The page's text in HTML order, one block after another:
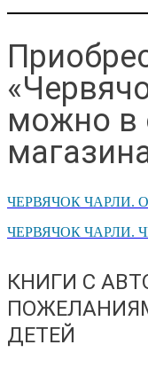
можно в
ЧЕРВЯЧОК ЧАРЛИ.
ЧЕРВЯЧОК ЧАРЛИ.
КНИГИ С
ДЕТЕЙ